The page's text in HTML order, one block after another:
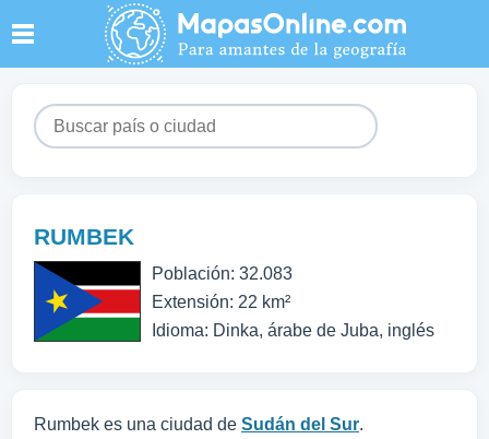
RUMBEK
Población: 32.083
Extensión: 22 km²
Idioma: Dinka, árabe de Juba, inglés
Rumbek es una ciudad de Sudán del Sur.